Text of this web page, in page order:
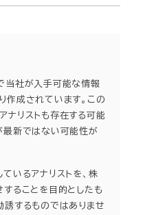
ル採用
当社が入手可能な情報
作成されています。この
ナリストも存在する可能
最新ではない可能性が
いるアナリストを、株
ることを目的としたも
誘するものではありませ